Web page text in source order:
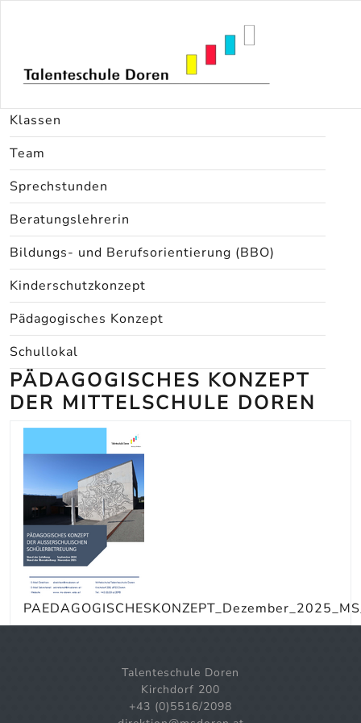
Direktion
Klassen
Team
Sprechstunden
Beratungslehrerin
Bildungs- und Berufsorientierung (BBO)
Kinderschutzkonzept
Pädagogisches Konzept
Schullokal
PÄDAGOGISCHES KONZEPT
DER MITTELSCHULE DOREN
Talenteschule Doren
Kirchdorf 200
+43 (0)5516/2098